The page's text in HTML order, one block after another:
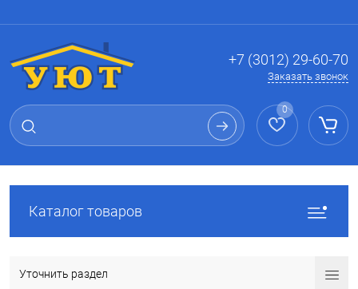
+7 (3012) 29-60-70
Заказать звонок
0
Каталог товаров
Уточнить раздел